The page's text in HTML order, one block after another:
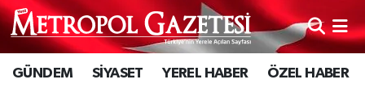
GÜNDEM SİYASET YEREL HABER ÖZEL HABER
Hava Durumu